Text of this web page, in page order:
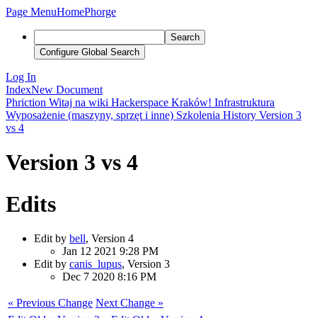
Page MenuHomePhorge
Search
Configure Global Search
Log In
IndexNew Document
Phriction Witaj na wiki Hackerspace Kraków! Infrastruktura
Wyposażenie (maszyny, sprzęt i inne) Szkolenia History Version 3
vs 4
Version 3 vs 4
Edits
Edit by bell, Version 4
Jan 12 2021 9:28 PM
Edit by canis_lupus, Version 3
Dec 7 2020 8:16 PM
« Previous Change Next Change »